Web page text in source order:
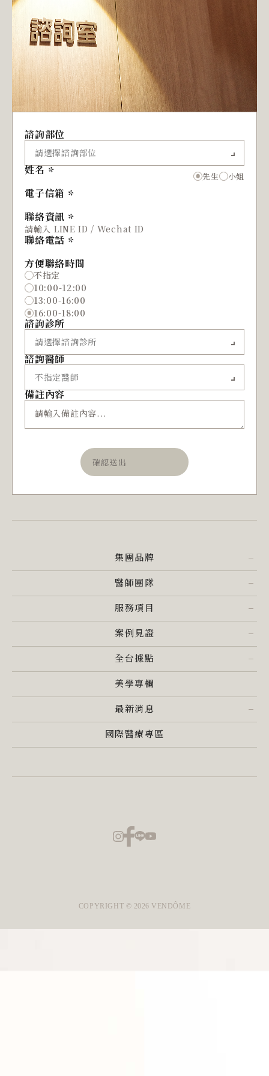
諮詢部位
姓名 先生 小姐
電子信箱
聯絡資訊
聯絡電話
方便聯絡時間
不指定
10:00-12:00
13:00-16:00
16:00-18:00
諮詢診所
諮詢醫師
備註內容
確認送出
集團品牌
醫師團隊
服務項目
案例見證
全台據點
美學專欄
最新消息
國際醫療專區
COPYRIGHT © 2026 VENDÔME